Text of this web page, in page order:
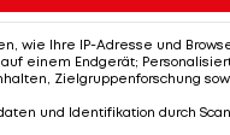
wie Ihre IP-Adresse und
einem Endgerät;
Zielgruppenforschung
und Identifikation durch